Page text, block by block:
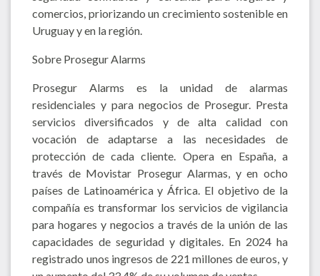
comercios, priorizando un crecimiento sostenible en
Uruguay y en la región.
Sobre Prosegur Alarms
Prosegur Alarms es la unidad de alarmas
residenciales y para negocios de Prosegur. Presta
servicios diversificados y de alta calidad con
vocación de adaptarse a las necesidades de
protección de cada cliente. Opera en España, a
través de Movistar Prosegur Alarmas, y en ocho
países de Latinoamérica y África. El objetivo de la
compañía es transformar los servicios de vigilancia
para hogares y negocios a través de la unión de las
capacidades de seguridad y digitales. En 2024 ha
registrado unos ingresos de 221 millones de euros, y